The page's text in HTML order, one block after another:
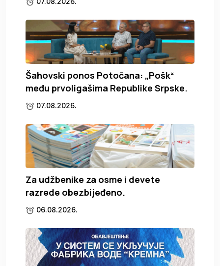
Šahovski ponos Potočana: „Pošk“
među prvoligašima Republike Srpske.
07.08.2026.
Za udžbenike za osme i devete
razrede obezbijeđeno.
06.08.2026.